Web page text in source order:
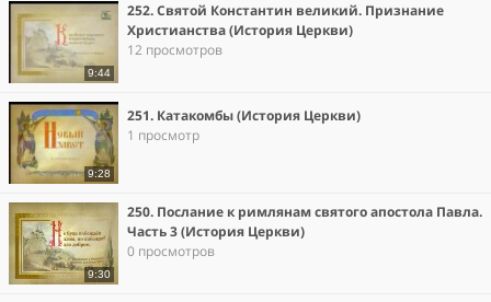
9:44
252. Святой Константин великий. Признание
Христианства (История Церкви)
12 просмотров
9:28
251. Катакомбы (История Церкви)
1 просмотр
9:30
250. Послание к римлянам святого апостола Павла.
Часть 3 (История Церкви)
0 просмотров